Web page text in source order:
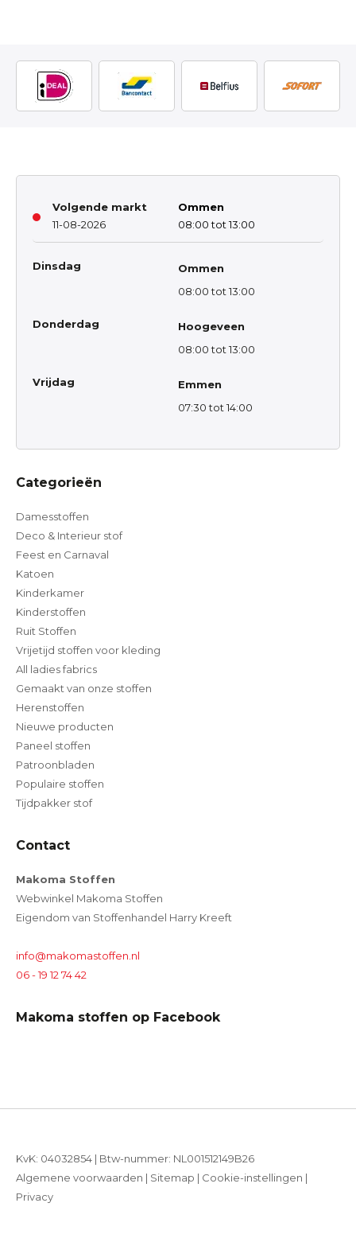
Volgende markt
11-08-2026
Ommen
08:00 tot 13:00
Dinsdag
Ommen
08:00 tot 13:00
Donderdag
Hoogeveen
08:00 tot 13:00
Vrijdag
Emmen
07:30 tot 14:00
Categorieën
Damesstoffen
Deco & Interieur stof
Feest en Carnaval
Katoen
Kinderkamer
Kinderstoffen
Ruit Stoffen
Vrijetijd stoffen voor kleding
All ladies fabrics
Gemaakt van onze stoffen
Herenstoffen
Nieuwe producten
Paneel stoffen
Patroonbladen
Populaire stoffen
Tijdpakker stof
Contact
Makoma Stoffen
Webwinkel Makoma Stoffen
Eigendom van Stoffenhandel Harry Kreeft
info@makomastoffen.nl
06 - 19 12 74 42
Makoma stoffen op Facebook
KvK: 04032854 | Btw-nummer: NL001512149B26
Algemene voorwaarden | Sitemap | Cookie-instellingen |
Privacy